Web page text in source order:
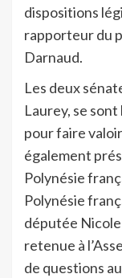
dispositions
rapporteur du
Darnaud.
Les deux
Laurey, se
pour faire
également
Polynésie
Polynésie
députée
retenue à
de questions